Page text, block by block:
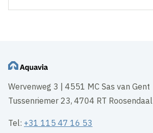
Wervenweg 3 | 4551 MC Sas van Gent
Tussenriemer 23, 4704 RT Roosendaal
Tel: +31 115 47 16 53